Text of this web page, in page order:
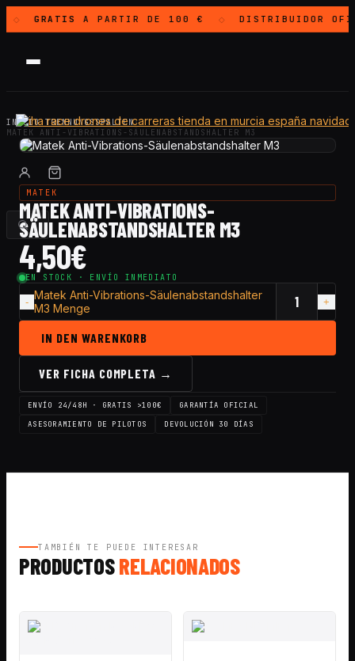
◇ GRATISA PARTIR DE 100 € ◇ DISTRIBUIDOR
INICIO· TRENNUNGSSPALTEN·
MATEK ANTI-VIBRATIONS-SÄULENABSTANDSHALTER M3
MATEK
MATEK ANTI-VIBRATIONS-
SÄULENABSTANDSHALTER M3
4,50€
EN STOCK · ENVÍO INMEDIATO
Matek Anti-Vibrations-Säulenabstandshalter
M3 Menge
IN DEN WARENKORB
VER FICHA COMPLETA →
ENVÍO 24/48H · GRATIS >100€
GARANTÍA OFICIAL
ASESORAMIENTO DE PILOTOS
DEVOLUCIÓN 30 DÍAS
TAMBIÉN TE PUEDE INTERESAR
PRODUCTOSRELACIONADOS